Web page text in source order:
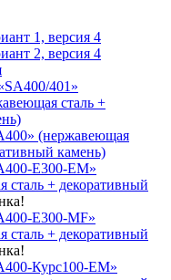
1, версия 4
2, версия 4
401»
сталь +
(нержавеющая
камень)
Е300-EM»
сталь + декоративный
Е300-MF»
сталь + декоративный
Курс100-EM»